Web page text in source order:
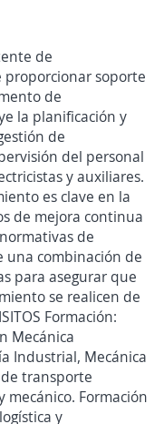
de
soporte
de
la planificación y
de
del personal
y auxiliares.
es clave en la
de mejora continua
de
una combinación de
para asegurar que
se realicen de
Formación:
Mecánica
Industrial, Mecánica
transporte
Formación
y